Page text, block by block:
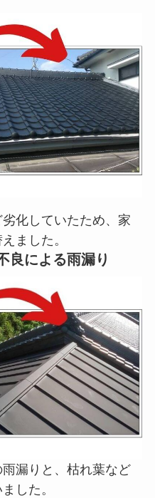
化していたため、家
ました。
良による雨漏り
漏りと、枯れ葉など
した。